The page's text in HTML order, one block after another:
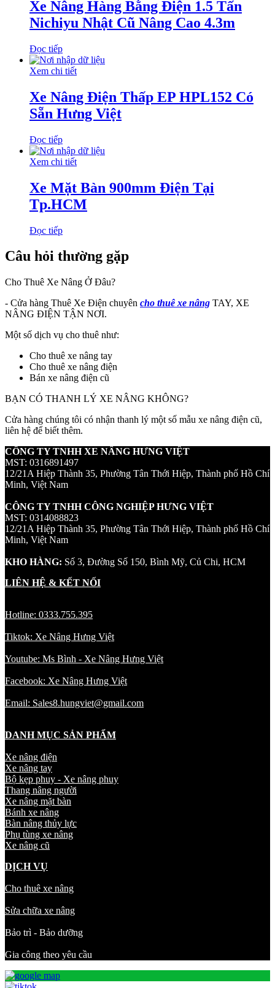
Xe Nâng Hàng Bằng Điện 1.5 Tấn
Nichiyu Nhật Cũ Nâng Cao 4.3m
Đọc tiếp
Xem chi tiết
Xe Nâng Điện Thấp EP HPL152 Có
Sẵn Hưng Việt
Đọc tiếp
Xem chi tiết
Xe Mặt Bàn 900mm Điện Tại
Tp.HCM
Đọc tiếp
Câu hỏi thường gặp
Cho Thuê Xe Nâng Ở Đâu?
- Cửa hàng Thuê Xe Điện chuyên cho thuê xe nâng TAY, XE
NÂNG ĐIỆN TẬN NƠI.
Một số dịch vụ cho thuê như:
Cho thuê xe nâng tay
Cho thuê xe nâng điện
Bán xe nâng điện cũ
BẠN CÓ THANH LÝ XE NÂNG KHÔNG?
Cửa hàng chúng tôi có nhận thanh lý một số mẫu xe nâng điện cũ,
liên hệ để biết thêm.
CÔNG TY TNHH XE NÂNG HƯNG VIỆT
MST: 0316891497
12/21A Hiệp Thành 35, Phường Tân Thới Hiệp, Thành phố Hồ Chí
Minh, Việt Nam
CÔNG TY TNHH CÔNG NGHIỆP HƯNG VIỆT
MST: 0314088823
12/21A Hiệp Thành 35, Phường Tân Thới Hiệp, Thành phố Hồ Chí
Minh, Việt Nam
KHO HÀNG: Số 3, Đường Số 150, Bình Mỹ, Củ Chi, HCM
LIÊN HỆ & KẾT NỐI
Hotline: 0333.755.395
Tiktok: Xe Nâng Hưng Việt
Youtube: Ms Bình - Xe Nâng Hưng Việt
Facebook: Xe Nâng Hưng Việt
Email: Sales8.hungviet@gmail.com
DANH MỤC SẢN PHẨM
Xe nâng điện
Xe nâng tay
Bộ kẹp phuy - Xe nâng phuy
Thang nâng người
Xe nâng mặt bàn
Bánh xe nâng
Bàn nâng thủy lực
Phụ tùng xe nâng
Xe nâng cũ
DỊCH VỤ
Cho thuê xe nâng
Sửa chữa xe nâng
Bảo trì - Bảo dưỡng
Gia công theo yêu cầu